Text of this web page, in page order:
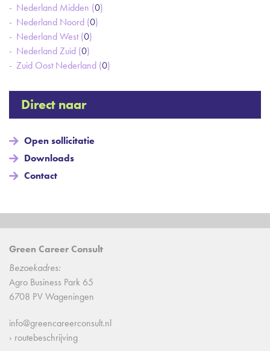
Nederland Midden (0)
Nederland Noord (0)
Nederland West (0)
Nederland Zuid (0)
Zuid Oost Nederland (0)
Direct naar
Open sollicitatie
Downloads
Contact
Green Career Consult
Bezoekadres:
Agro Business Park 65
6708 PV Wageningen
info@greencareerconsult.nl
› routebeschrijving